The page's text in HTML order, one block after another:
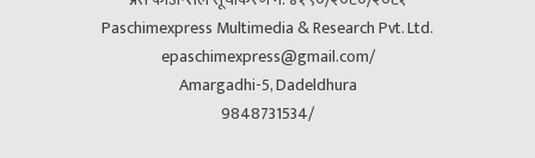
Paschimexpress Multimedia & Research Pvt. Ltd.
epaschimexpress@gmail.com/
Amargadhi-5, Dadeldhura
9848731534/